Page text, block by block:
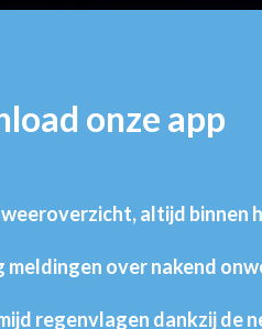
onze app
altijd binnen
meldingen over nakend
regenvlagen dankzij de